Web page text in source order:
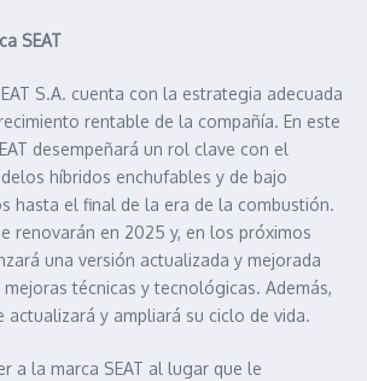
SEAT
S.A. cuenta con la estrategia adecuada
rentable de la compañía. En este
desempeñará un rol clave con el
híbridos enchufables y de bajo
hasta el final de la era de la combustión.
renovarán en 2025 y, en los próximos
una versión actualizada y mejorada
mejoras técnicas y tecnológicas. Además,
actualizará y ampliará su ciclo de vida.
a la marca SEAT al lugar que le